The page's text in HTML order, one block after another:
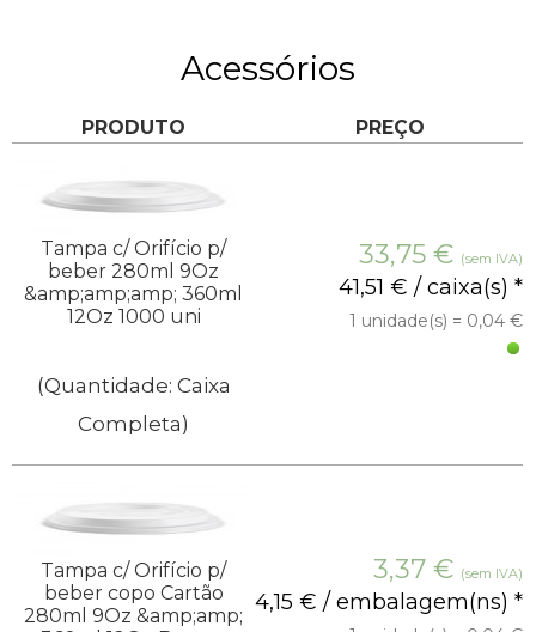
Acessórios
PRODUTO PREÇO
Tampa c/ Orifício p/
beber 280ml 9Oz
&amp;amp;amp; 360ml
12Oz 1000 uni
(Quantidade: Caixa
Completa)
33,75 € (sem IVA)
41,51 € / caixa(s) *
1 unidade(s) = 0,04 €
Tampa c/ Orifício p/
beber copo Cartão
280ml 9Oz &amp;amp;
3,37 € (sem IVA)
4,15 € / embalagem(ns) *